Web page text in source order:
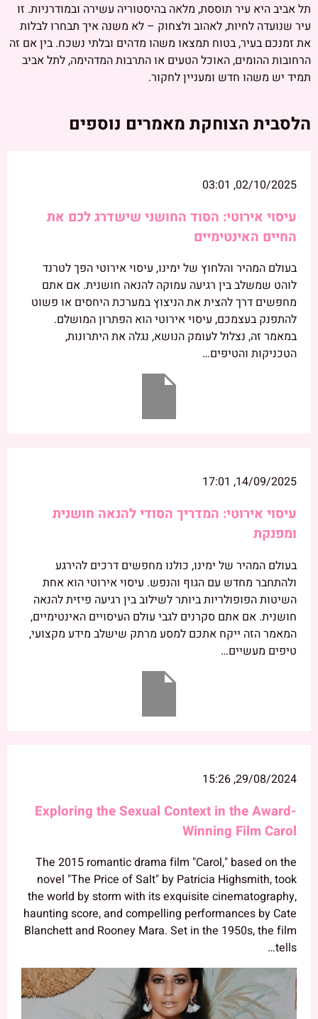
תל אביב היא עיר תוססת, מלאה בהיסטוריה עשירה ובמודרניות. זו
עיר שנועדה לחיות, לאהוב ולצחוק – לא משנה איך תבחרו לבלות
את זמנכם בעיר, בטוח תמצאו משהו מדהים ובלתי נשכח. בין אם זה
הרחובות ההומים, האוכל הטעים או התרבות המדהימה, לתל אביב
תמיד יש משהו חדש ומעניין לחקור.
הלסבית הצוחקת מאמרים נוספים
02/10/2025, 03:01
עיסוי אירוטי: הסוד החושני שישדרג לכם את
החיים האינטימיים
בעולם המהיר והלחוץ של ימינו, עיסוי אירוטי הפך לטרנד
לוהט שמשלב בין רגיעה עמוקה להנאה חושנית. אם אתם
מחפשים דרך להצית את הניצוץ במערכת היחסים או פשוט
להתפנק בעצמכם, עיסוי אירוטי הוא הפתרון המושלם.
במאמר זה, נצלול לעומק הנושא, נגלה את היתרונות,
הטכניקות והטיפים…
14/09/2025, 17:01
עיסוי אירוטי: המדריך הסודי להנאה חושנית
ומפנקת
בעולם המהיר של ימינו, כולנו מחפשים דרכים להירגע
ולהתחבר מחדש עם הגוף והנפש. עיסוי אירוטי הוא אחת
השיטות הפופולריות ביותר לשילוב בין רגיעה פיזית להנאה
חושנית. אם אתם סקרנים לגבי עולם העיסויים האינטימיים,
המאמר הזה ייקח אתכם למסע מרתק שישלב מידע מקצועי,
טיפים מעשיים…
29/08/2024, 15:26
Exploring the Sexual Context in the Award-
Winning Film Carol
The 2015 romantic drama film "Carol," based on the
novel "The Price of Salt" by Patricia Highsmith, took
the world by storm with its exquisite cinematography,
haunting score, and compelling performances by Cate
Blanchett and Rooney Mara. Set in the 1950s, the film
tells…